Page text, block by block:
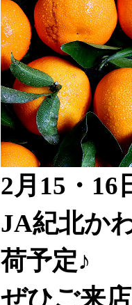
2月15・
JA紀北か
荷予定♪
ぜひご来